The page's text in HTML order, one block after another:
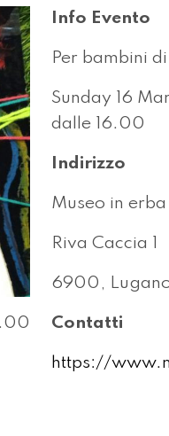
Info Evento
Per bambini
Sunday 16
dalle 16.00
Indirizzo
Museo in erba
Riva Caccia 1
6900,
Contatti
https://